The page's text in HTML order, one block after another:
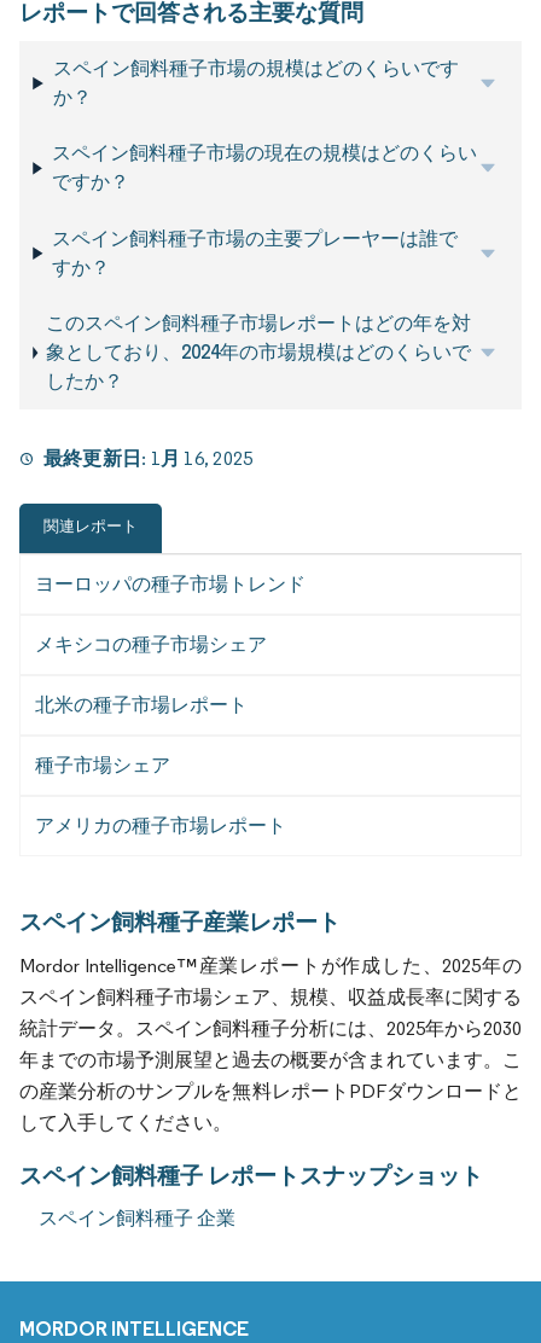
レポートで回答される主要な質問
スペイン飼料種子市場の規模はどのくらいです
か？
スペイン飼料種子市場の現在の規模はどのくらい
ですか？
スペイン飼料種子市場の主要プレーヤーは誰で
すか？
このスペイン飼料種子市場レポートはどの年を対
象としており、2024年の市場規模はどのくらいで
したか？
最終更新日: 1月 16, 2025
関連レポート
ヨーロッパの種子市場トレンド
メキシコの種子市場シェア
北米の種子市場レポート
種子市場シェア
アメリカの種子市場レポート
スペイン飼料種子産業レポート
Mordor Intelligence™産業レポートが作成した、2025年の
スペイン飼料種子市場シェア、規模、収益成長率に関する
統計データ。スペイン飼料種子分析には、2025年から2030
年までの市場予測展望と過去の概要が含まれています。こ
の産業分析のサンプルを無料レポートPDFダウンロードと
して入手してください。
スペイン飼料種子 レポートスナップショット
スペイン飼料種子 企業
MORDOR INTELLIGENCE